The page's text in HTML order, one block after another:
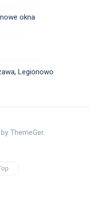
okna
Legionowo
ThemeGer.